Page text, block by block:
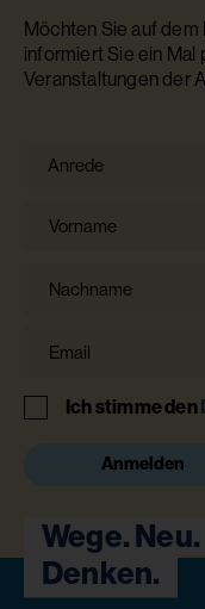
Möchten Sie auf
informiert Sie ein Mal
Veranstaltungen der
Anrede
Anrede
Hinweis
Ich stimme den
Anmelden
Wege. Neu.
Denken.